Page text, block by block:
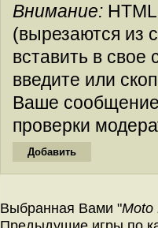
Внимание:
(вырезаются из
вставить в
введите или
Ваше
проверки
Выбранная Вами "Moto